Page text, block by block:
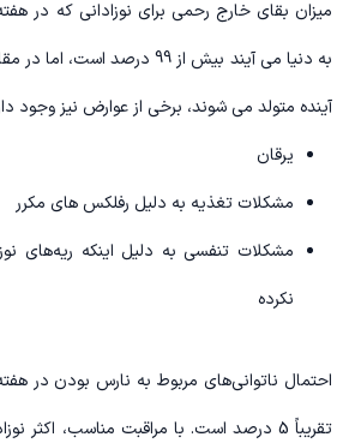
میزان بقای خارج رحمی برای نوزادانی که در
به دنیا می آیند بیش از 99 درصد
آینده متولد می شوند، برخی از عوارض نیز وجود
یرقان
مشکلات تغذیه به دلیل رفلکس های مکرر
مشکلات تنفسی به دلیل اینکه ریه‌های
نکرده
احتمال ناتوانی‌های مربوط به نارس بودن در
تقریباً 5 درصد است. با مراقبت مناسب، اکثر